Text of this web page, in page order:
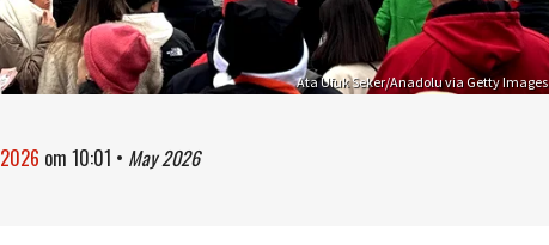
Ata Ufuk Seker/Anadolu via Getty Images
om 10:01 • May 2026